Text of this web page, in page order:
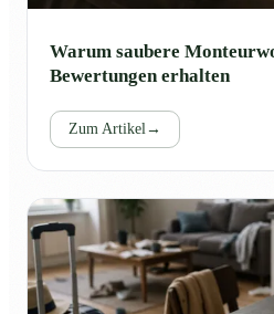
Warum saubere
Bewertungen erhalten
Zum Artikel→